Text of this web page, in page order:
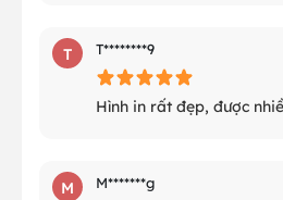
T T********9
Hình in rất đẹp, được
M M*******g